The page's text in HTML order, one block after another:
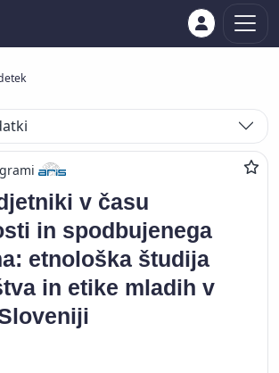
v času
in spodbujenega
etnološka študija
in etike mladih v